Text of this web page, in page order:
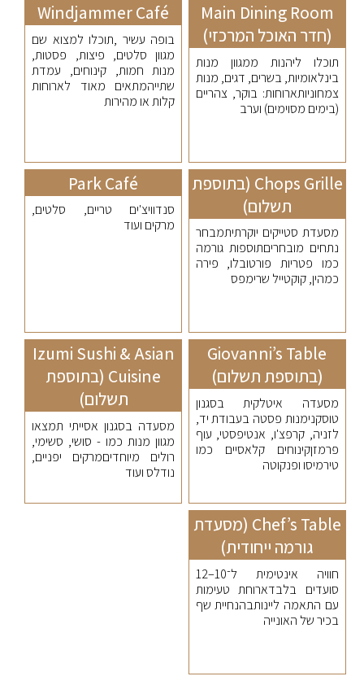
Main Dining Room
(חדר האוכל המרכזי)
תוכלו ליהנות ממגוון מנות
בינלאומיות, בשרים, דגים, מנות
צמחוניותארוחות: בוקר, צהריים
(בימים מסוימים) וערב
Windjammer Café
בופה עשיר ,תוכלו למצוא שם
מגוון סלטים, פיצות, פסטות,
מנות חמות, קינוחים, עמדת
שתייהמתאים מאוד לארוחות
קלות או מהירות
Chops Grille (בתוספת
תשלום)
מסעדת סטייקים יוקרתיתמבחר
נתחים מובחריםתוספות גורמה
כמו פטריות פורטובלו, פירה
כמהין, קוקטייל שרימפס
Park Café
סנדוויצ'ים טריים, סלטים,
מרקים ועוד
Giovanni’s Table
(בתוספת תשלום)
מסעדה איטלקית בסגנון
טוסקנימנות פסטה בעבודת יד,
לזניה, קרפצ'ו, אנטיפסטי, עוף
פרמזןקינוחים קלאסיים כמו
טירמיסו ופנקוטה
Izumi Sushi & Asian
Cuisine (בתוספת
תשלום)
מסעדה בסגנון אסייתי תמצאו
מגוון מנות כמו - סושי, סשימי,
רולים מיוחדיםמרקים יפניים,
נודלס ועוד
Chef’s Table (מסעדת
גורמה ייחודית)
חוויה אינטימית ל־10–12
סועדים בלבדארוחת טעימות
עם התאמה ליינותבהנחיית שף
בכיר של האונייה